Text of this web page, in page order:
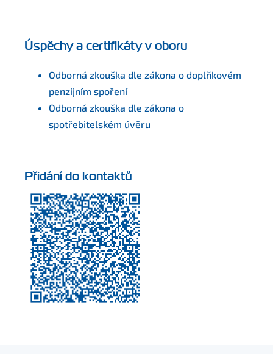
Úspěchy a certifikáty v oboru
Odborná zkouška dle zákona o doplňkovém
penzijním spoření
Odborná zkouška dle zákona o
spotřebitelském úvěru
Přidání do kontaktů